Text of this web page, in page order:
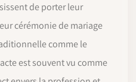
de porter leur
cérémonie de mariage
comme le
est souvent vu comme